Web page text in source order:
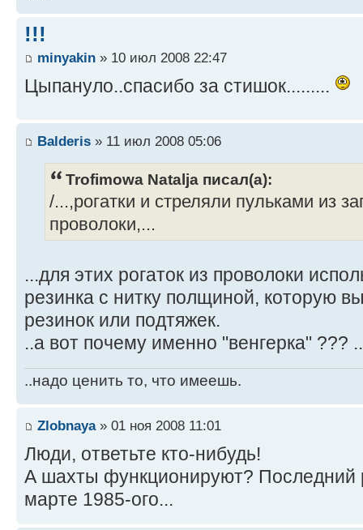
!!!
minyakin » 10 июл 2008 22:47
Цыпануло..спасибо за стишок.........
Balderis » 11 июл 2008 05:06
Trofimowa Natalja писал(а):
/...,рогатки и стреляли пульками из
проволоки,...
...для этих рогаток из проволоки
резинка с нитку полщиной, которую
резинок или подтяжек.
..а вот почему именно "венгерка" ???
..надо ценить то, что имеешь.
Zlobnaya» 01 ноя 2008 11:01
Люди, ответьте кто-нибудь!
А шахты функционируют? Последний
марте 1985-ого...